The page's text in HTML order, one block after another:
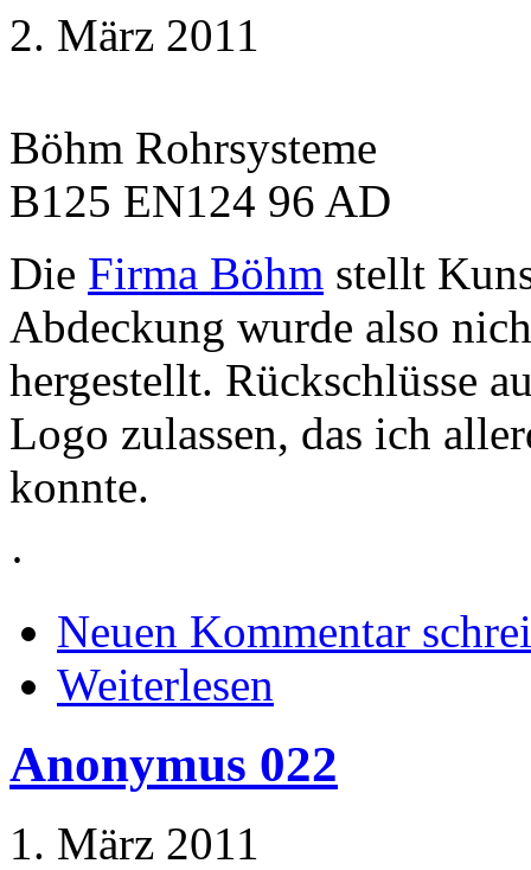
2. März 2011
Böhm Rohrsysteme
B125 EN124 96 AD
Die Firma Böhm stellt
Abdeckung wurde also
hergestellt. Rückschlüsse
Logo zulassen, das ich
konnte.
·
Neuen Kommentar
Weiterlesen
Anonymus 022
1. März 2011